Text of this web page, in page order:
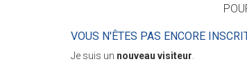
VOUS N'ÊTES PAS ENCORE
Je suis un nouveau visiteur.